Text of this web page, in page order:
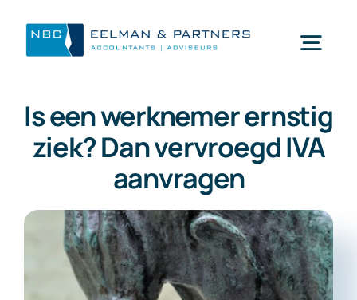
inhoud
Wat doen wij
Wie zijn wij
Mijn NBC Eelman & Partners
Nieuws
Is een werknemer ernstig
ziek? Dan vervroegd IVA
aanvragen